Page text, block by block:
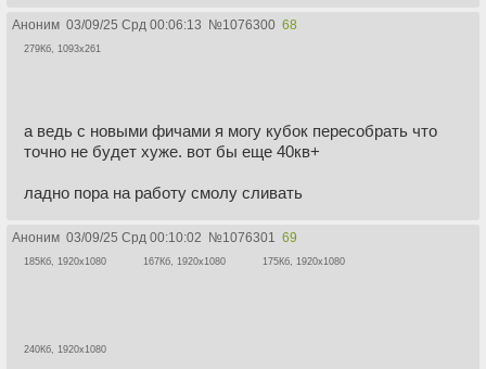
Аноним 03/09/25 Срд 00:06:13 №1076300 68
279Кб, 1093x261
а ведь с новыми фичами я могу кубок пересобрать что
точно не будет хуже. вот бы еще 40кв+
ладно пора на работу смолу сливать
Аноним 03/09/25 Срд 00:10:02 №1076301 69
185Кб, 1920x1080 167Кб, 1920x1080 175Кб, 1920x1080
240Кб, 1920x1080